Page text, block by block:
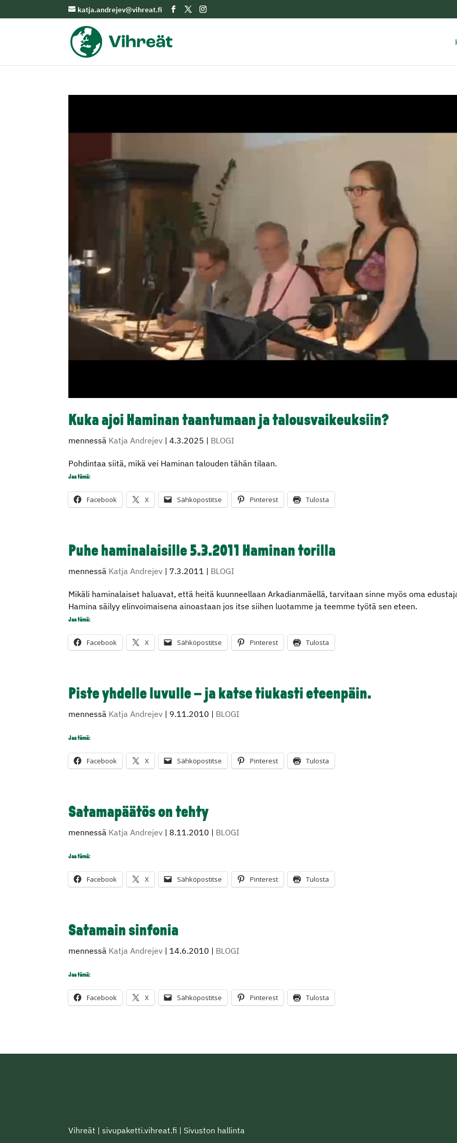
katja.andrejev@vihreat.fi
Kuka ajoi Haminan taantumaan ja talousvaikeuksiin?
mennessä Katja Andrejev |4.3.2025 | BLOGI
Pohdintaa siitä, mikä vei Haminan talouden tähän tilaan.
Jaa tämä:
Facebook X Sähköpostitse Pinterest Tulosta
Puhe haminalaisille 5.3.2011 Haminan torilla
mennessä Katja Andrejev | 7.3.2011 | BLOGI
Mikäli haminalaiset haluavat, että heitä kuunneellaan Arkadianmäellä, tarvitaan sinne myös oma
Hamina säilyy elinvoimaisena ainoastaan jos itse siihen luotamme ja teemme työtä sen eteen.
Jaa tämä:
Facebook X Sähköpostitse Pinterest Tulosta
Piste yhdelle luvulle – ja katse tiukasti eteenpäin.
mennessä Katja Andrejev | 9.11.2010 | BLOGI
Jaa tämä:
Facebook X Sähköpostitse Pinterest Tulosta
Satamapäätös on tehty
mennessä Katja Andrejev | 8.11.2010 | BLOGI
Jaa tämä:
Facebook X Sähköpostitse Pinterest Tulosta
Satamain sinfonia
mennessä Katja Andrejev | 14.6.2010 | BLOGI
Jaa tämä:
Facebook X Sähköpostitse Pinterest Tulosta
Vihreät |sivupaketti.vihreat.fi | Sivuston hallinta